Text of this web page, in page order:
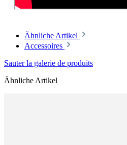
Ähnliche Artikel
Accessoires
Sauter la galerie de produits
Ähnliche Artikel